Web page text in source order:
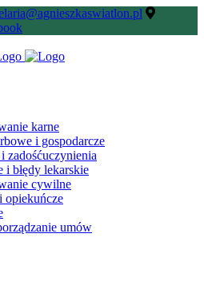
karne
i gospodarcze
zadośćuczynienia
i błędy lekarskie
cywilne
opiekuńcze
umów